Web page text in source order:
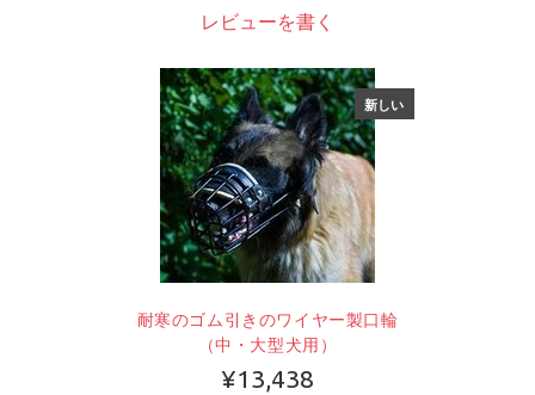
レビューを書く
新しい
耐寒のゴム引きのワイヤー製口輪
（中・大型犬用）
¥13,438